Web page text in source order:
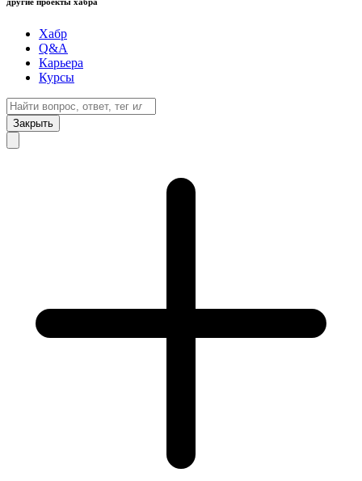
Хабр
Q&A
Карьера
Курсы
Закрыть